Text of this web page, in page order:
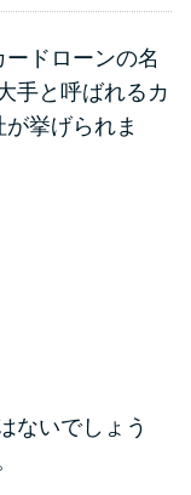
を借りるに
と工面法
を徹底解
でお得な返済
ドローンの名
手と呼ばれるカ
挙げられま
ないでしょう